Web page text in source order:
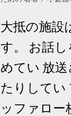
大抵の施設
す。 お話
めてい 放
たりしてい
ッファロー